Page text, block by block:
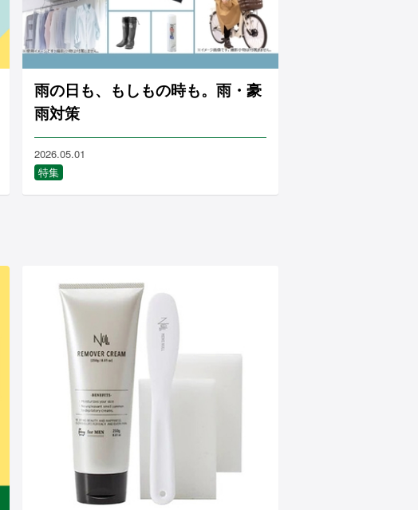
雨の日も、もしもの時も。雨・豪
雨対策
2026.05.01
特集